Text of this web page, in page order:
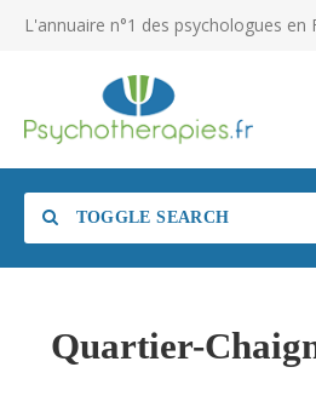
L'annuaire n°1 des psychologues en
TOGGLE SEARCH
Quartier-